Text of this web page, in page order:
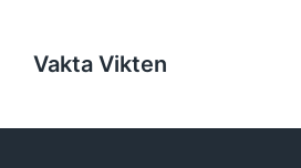
Vakta Vikten